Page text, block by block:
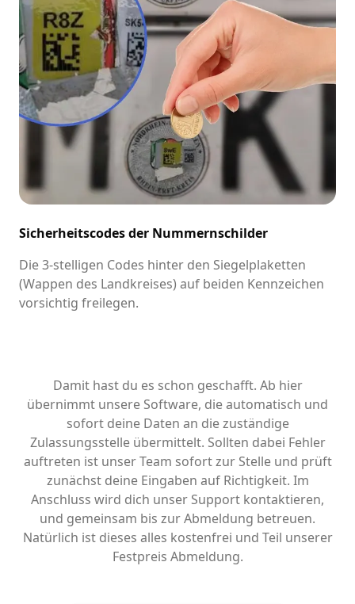
Sicherheitscodes der Nummernschilder
Die 3-stelligen Codes hinter den Siegelplaketten
(Wappen des Landkreises) auf beiden Kennzeichen
vorsichtig freilegen.
Damit hast du es schon geschafft. Ab hier
übernimmt unsere Software, die automatisch und
sofort deine Daten an die zuständige
Zulassungsstelle übermittelt. Sollten dabei Fehler
auftreten ist unser Team sofort zur Stelle und prüft
zunächst deine Eingaben auf Richtigkeit. Im
Anschluss wird dich unser Support kontaktieren,
und gemeinsam bis zur Abmeldung betreuen.
Natürlich ist dieses alles kostenfrei und Teil unserer
Festpreis Abmeldung.